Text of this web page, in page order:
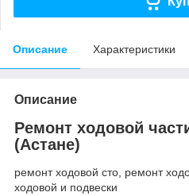
Описание Характеристики
Описание
Ремонт ходовой
(Астане)
ремонт ходовой сто, ремонт
ходовой и подвески